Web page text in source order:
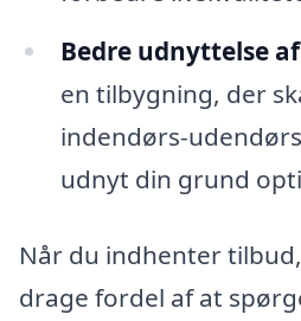
Bedre udnyttelse
en tilbygning, der
indendørs-
udnyt din grund
Når du indhenter
drage fordel af at